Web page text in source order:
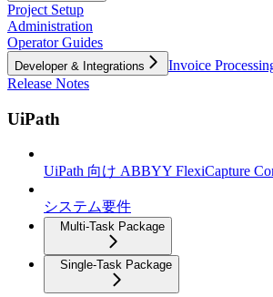
Project Setup
Administration
Operator Guides
Developer & Integrations
Invoice
Release Notes
UiPath
UiPath 向け ABBYY FlexiCapture
システム要件
Multi-Task Package
Single-Task Package